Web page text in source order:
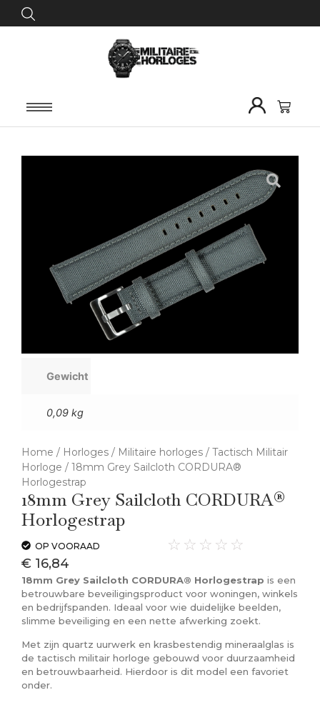
Gewicht
0,09 kg
Home / Horloges / Militaire horloges / Tactisch Militair
Horloge / 18mm Grey Sailcloth CORDURA®
Horlogestrap
18mm Grey Sailcloth CORDURA®
Horlogestrap
OP VOORAAD ☆ ☆ ☆ ☆ ☆
€ 16,84
18mm Grey Sailcloth CORDURA® Horlogestrap is een
betrouwbare beveiligingsproduct voor woningen, winkels
en bedrijfspanden. Ideaal voor wie duidelijke beelden,
slimme beveiliging en een nette afwerking zoekt.
Met zijn quartz uurwerk en krasbestendig mineraalglas is
de tactisch militair horloge gebouwd voor duurzaamheid
en betrouwbaarheid. Hierdoor is dit model een favoriet
onder.